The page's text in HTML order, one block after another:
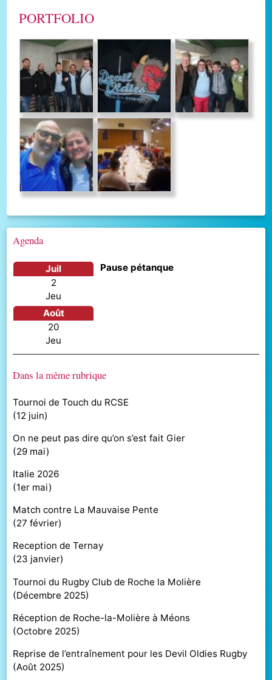
PORTFOLIO
Agenda
juil
2
jeu
août
20
jeu
Pause pétanque
Dans la même rubrique
Tournoi de Touch du RCSE
(12 juin)
On ne peut pas dire qu’on s’est fait Gier
(29 mai)
Italie 2026
(1er mai)
Match contre La Mauvaise Pente
(27 février)
Reception de Ternay
(23 janvier)
Tournoi du Rugby Club de Roche la Molière
(Décembre 2025)
Réception de Roche-la-Molière à Méons
(Octobre 2025)
Reprise de l’entraînement pour les Devil Oldies Rugby
(Août 2025)